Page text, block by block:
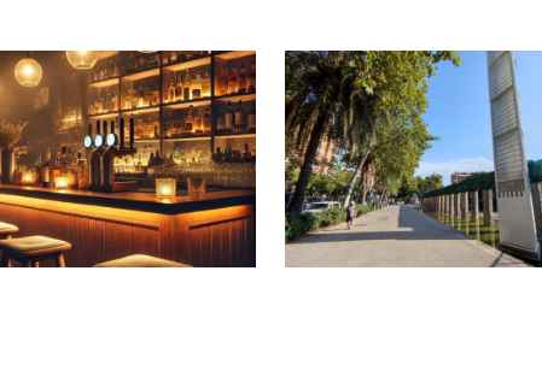
un elemento especialmente valorado en
a la normativa vigente de accesibilidad.
anexa de aproximadamente 50 metros cuadrados con baño
y equipamiento, permitiendo continuar la actividad